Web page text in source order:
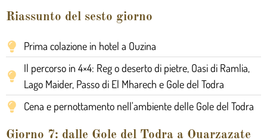
Riassunto del sesto giorno
Prima colazione in hotel a Ouzina
Il percorso in 4×4: Reg o deserto di pietre, Oasi di Ramlia,
Lago Maider, Passo di El Mharech e Gole del Todra
Cena e pernottamento nell'ambiente delle Gole del Todra
Giorno 7: dalle Gole del Todra a Ouarzazate